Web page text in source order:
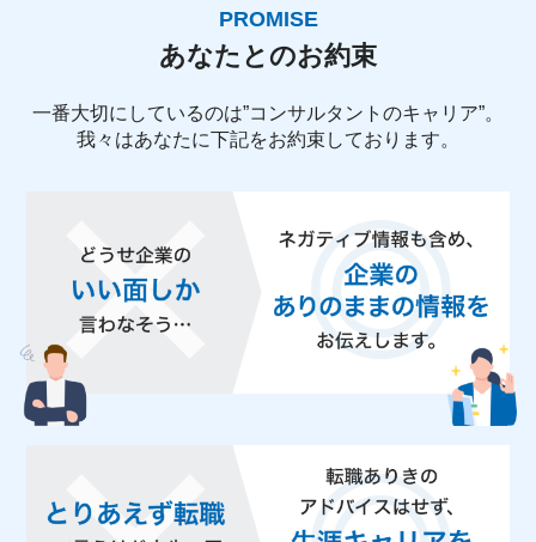
PROMISE
あなたとのお約束
一番大切にしているのは”コンサルタントのキャリア”。
我々はあなたに下記をお約束しております。